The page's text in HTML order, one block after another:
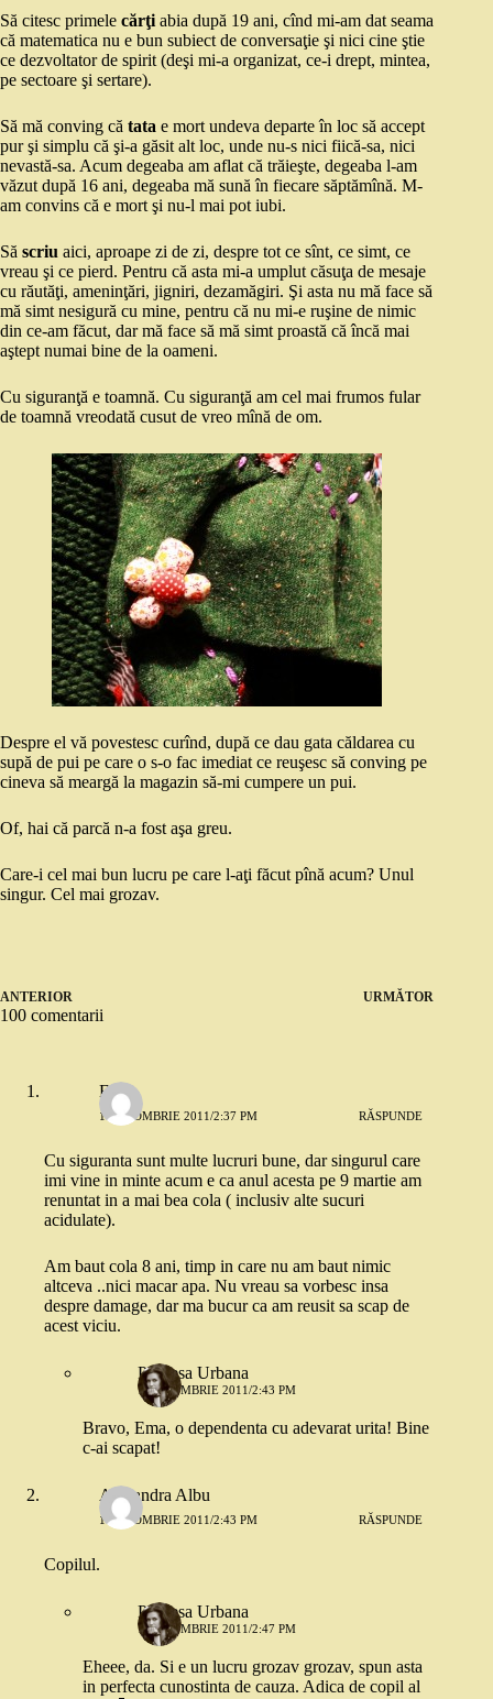
Să citesc primele cărţi abia după 19 ani, cînd mi-am dat seama
că matematica nu e bun subiect de conversaţie şi nici cine ştie
ce dezvoltator de spirit (deşi mi-a organizat, ce-i drept, mintea,
pe sectoare şi sertare).
Să mă conving că tata e mort undeva departe în loc să accept
pur şi simplu că şi-a găsit alt loc, unde nu-s nici fiică-sa, nici
nevastă-sa. Acum degeaba am aflat că trăieşte, degeaba l-am
văzut după 16 ani, degeaba mă sună în fiecare săptămînă. M-
am convins că e mort şi nu-l mai pot iubi.
Să scriu aici, aproape zi de zi, despre tot ce sînt, ce simt, ce
vreau şi ce pierd. Pentru că asta mi-a umplut căsuţa de mesaje
cu răutăţi, ameninţări, jigniri, dezamăgiri. Şi asta nu mă face să
mă simt nesigură cu mine, pentru că nu mi-e ruşine de nimic
din ce-am făcut, dar mă face să mă simt proastă că încă mai
aştept numai bine de la oameni.
Cu siguranţă e toamnă. Cu siguranţă am cel mai frumos fular
de toamnă vreodată cusut de vreo mînă de om.
Despre el vă povestesc curînd, după ce dau gata căldarea cu
supă de pui pe care o s-o fac imediat ce reuşesc să conving pe
cineva să meargă la magazin să-mi cumpere un pui.
Of, hai că parcă n-a fost aşa greu.
Care-i cel mai bun lucru pe care l-aţi făcut pînă acum? Unul
singur. Cel mai grozav.
ANTERIOR URMĂTOR
100 comentarii
Ema
1 OCTOMBRIE 2011/2:37 PM RĂSPUNDE
Cu siguranta sunt multe lucruri bune, dar singurul care
imi vine in minte acum e ca anul acesta pe 9 martie am
renuntat in a mai bea cola ( inclusiv alte sucuri
acidulate).
Am baut cola 8 ani, timp in care nu am baut nimic
altceva ..nici macar apa. Nu vreau sa vorbesc insa
despre damage, dar ma bucur ca am reusit sa scap de
acest viciu.
Printesa Urbana
1 OCTOMBRIE 2011/2:43 PM
Bravo, Ema, o dependenta cu adevarat urita! Bine
c-ai scapat!
Alexandra Albu
1 OCTOMBRIE 2011/2:43 PM RĂSPUNDE
Copilul.
Printesa Urbana
1 OCTOMBRIE 2011/2:47 PM
Eheee, da. Si e un lucru grozav grozav, spun asta
in perfecta cunostinta de cauza. Adica de copil al